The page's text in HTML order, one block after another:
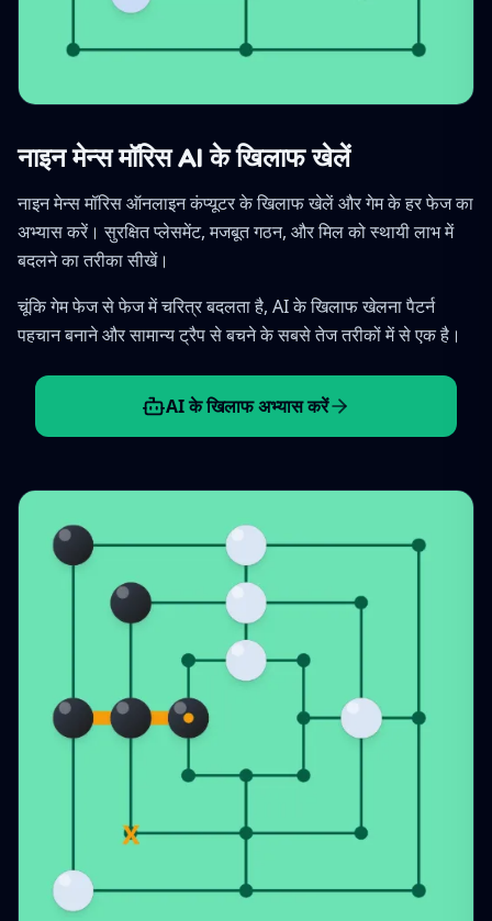
नाइन मेन्स मॉरिस AI के खिलाफ खेलें
नाइन मेन्स मॉरिस ऑनलाइन कंप्यूटर के खिलाफ खेलें और गेम के हर फेज का
अभ्यास करें। सुरक्षित प्लेसमेंट, मजबूत गठन, और मिल को स्थायी लाभ में
बदलने का तरीका सीखें।
चूंकि गेम फेज से फेज में चरित्र बदलता है, AI के खिलाफ खेलना पैटर्न
पहचान बनाने और सामान्य ट्रैप से बचने के सबसे तेज तरीकों में से एक है।
AI के खिलाफ अभ्यास करें